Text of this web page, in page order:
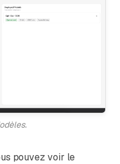
pouvez voir le